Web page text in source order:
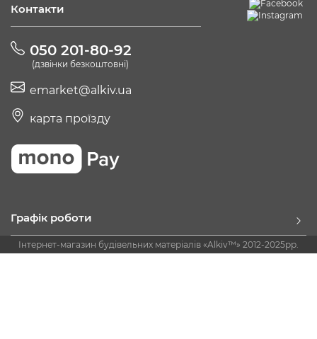
Контакти
050 201-80-92
(дзвінки безкоштовні)
emarket@alkiv.ua
карта проїзду
Графік роботи
Інтернет-магазин будівельних матеріалів «Alkiv™» 2012-2025рр.